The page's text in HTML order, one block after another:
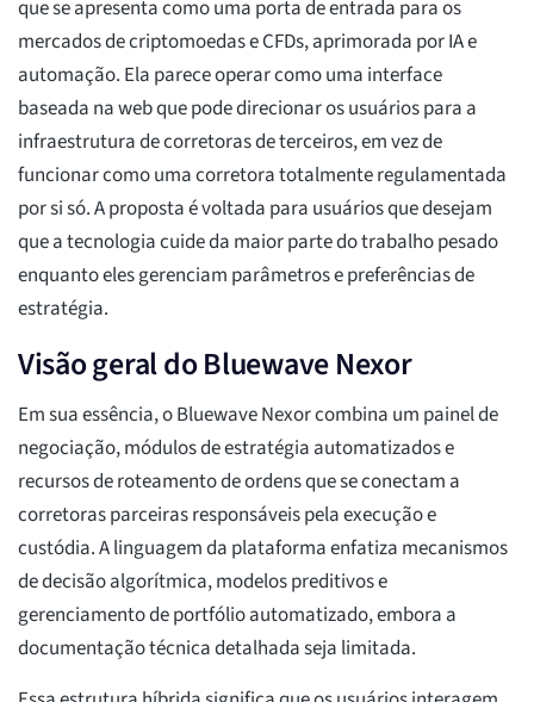
que se apresenta como uma porta de entrada para os
mercados de criptomoedas e CFDs, aprimorada por IA e
automação. Ela parece operar como uma interface
baseada na web que pode direcionar os usuários para a
infraestrutura de corretoras de terceiros, em vez de
funcionar como uma corretora totalmente regulamentada
por si só. A proposta é voltada para usuários que desejam
que a tecnologia cuide da maior parte do trabalho pesado
enquanto eles gerenciam parâmetros e preferências de
estratégia.
Visão geral do Bluewave Nexor
Em sua essência, o Bluewave Nexor combina um painel de
negociação, módulos de estratégia automatizados e
recursos de roteamento de ordens que se conectam a
corretoras parceiras responsáveis pela execução e
custódia. A linguagem da plataforma enfatiza mecanismos
de decisão algorítmica, modelos preditivos e
gerenciamento de portfólio automatizado, embora a
documentação técnica detalhada seja limitada.